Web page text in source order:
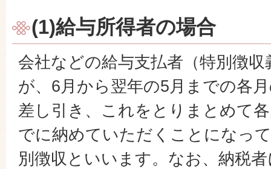
(1)給与所得者の場合
会社などの給与支払者（特別徴
が、6月から翌年の5月までの各
差し引き、これをとりまとめて
でに納めていただくことになっ
別徴収といいます。なお、納税